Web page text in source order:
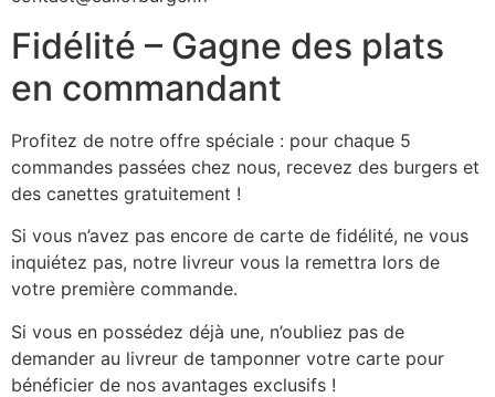
Fidélité – Gagne des plats
en commandant
Profitez de notre offre spéciale : pour chaque 5
commandes passées chez nous, recevez des burgers et
des canettes gratuitement !
Si vous n’avez pas encore de carte de fidélité, ne vous
inquiétez pas, notre livreur vous la remettra lors de
votre première commande.
Si vous en possédez déjà une, n’oubliez pas de
demander au livreur de tamponner votre carte pour
bénéficier de nos avantages exclusifs !